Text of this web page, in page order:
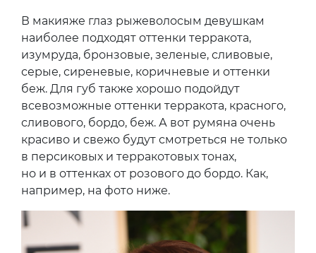
В макияже глаз рыжеволосым девушкам
наиболее подходят оттенки терракота,
изумруда, бронзовые, зеленые, сливовые,
серые, сиреневые, коричневые и оттенки
беж. Для губ также хорошо подойдут
всевозможные оттенки терракота, красного,
сливового, бордо, беж. А вот румяна очень
красиво и свежо будут смотреться не только
в персиковых и терракотовых тонах,
но и в оттенках от розового до бордо. Как,
например, на фото ниже.